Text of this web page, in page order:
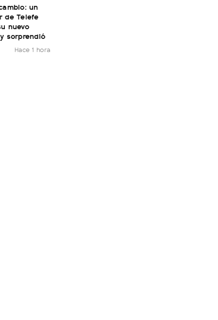
un
de Telefe
nuevo
sorprendió
Hace 1 hora